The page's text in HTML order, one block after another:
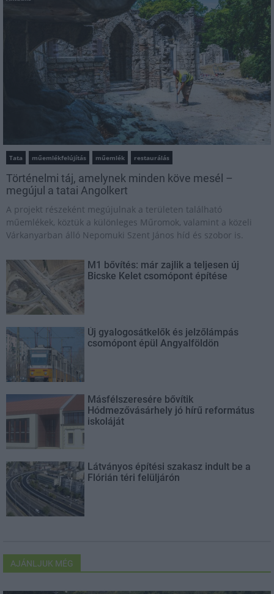
Tata műemlékfelújítás műemlék restaurálás
Történelmi táj, amelynek minden köve mesél –
megújul a tatai Angolkert
A projekt részeként megújulnak a területen található
műemlékek, köztük a különleges Műromok, valamint a közeli
Várkanyarban álló Nepomuki Szent János híd és szobor is.
M1 bővítés: már zajlik a teljesen új
Bicske Kelet csomópont építése
Új gyalogosátkelők és jelzőlámpás
csomópont épül Angyalföldön
Másfélszeresére bővítik
Hódmezővásárhely jó hírű református
iskoláját
Látványos építési szakasz indult be a
Flórián téri felüljárón
AJÁNLJUK MÉG